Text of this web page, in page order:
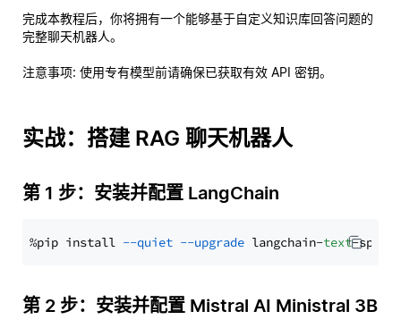
完成本教程后，你将拥有一个能够基于自定义知识库回答问题的
完整聊天机器人。
注意事项: 使用专有模型前请确保已获取有效 API 密钥。
实战：搭建 RAG 聊天机器人
第 1 步：安装并配置 LangChain
%pip install --quiet --upgrade langchain-text
第 2 步：安装并配置 Mistral AI Ministral 3B